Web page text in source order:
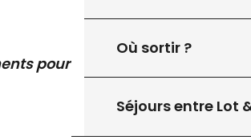
Où sortir ?
Séjours entre Lot
pour vous